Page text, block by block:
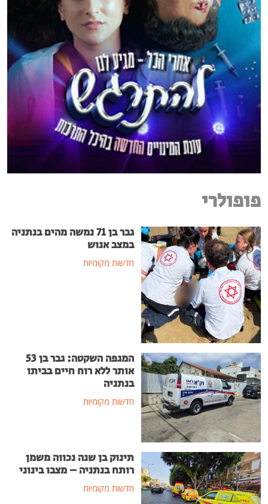
פופולרי
גבר בן 71 נמשה מהים בנתניה
במצב אנוש
חדשות מקומיות
המגפה השקטה: גבר בן 53
אותר ללא רוח חיים בביתו
בנתניה
חדשות מקומיות
תינוק בן שנה נכווה משמן
רותח בנתניה – מצבו בינוני
חדשות מקומיות